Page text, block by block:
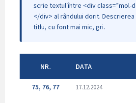
scrie textul între <div class=”mol-
</div> al rândului dorit. Descrierea
titlu, cu font mai mic, gri.
NR. DATA
75, 76, 77 17.12.2024